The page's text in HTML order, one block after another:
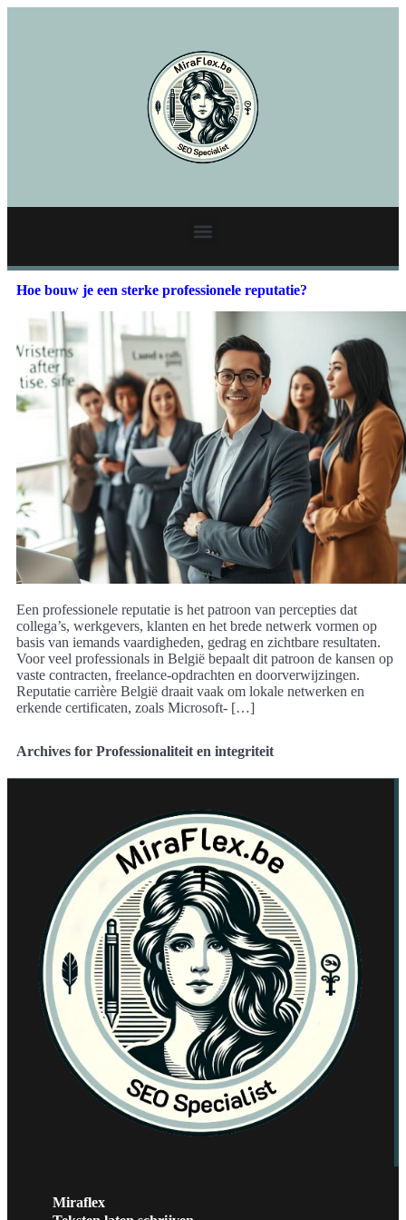
Hoe bouw je een sterke professionele reputatie?
Een professionele reputatie is het patroon van percepties dat
collega’s, werkgevers, klanten en het brede netwerk vormen op
basis van iemands vaardigheden, gedrag en zichtbare resultaten.
Voor veel professionals in België bepaalt dit patroon de kansen op
vaste contracten, freelance-opdrachten en doorverwijzingen.
Reputatie carrière België draait vaak om lokale netwerken en
erkende certificaten, zoals Microsoft- […]
Archives for Professionaliteit en integriteit
Miraflex